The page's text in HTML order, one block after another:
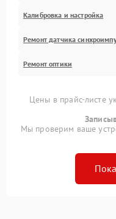
Калибровка и настройка
Ремонт датчика
Ремонт оптики
Цены в прайс-листе
Мы проверим ваше